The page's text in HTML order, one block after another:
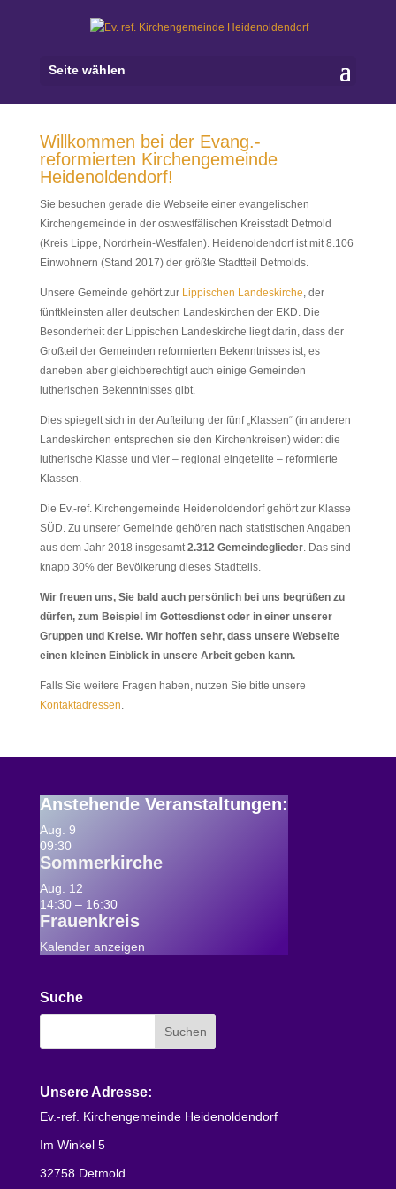
Seite wählen
Willkommen bei der Evang.-
reformierten Kirchengemeinde
Heidenoldendorf!
Sie besuchen gerade die Webseite einer evangelischen
Kirchengemeinde in der ostwestfälischen Kreisstadt Detmold
(Kreis Lippe, Nordrhein-Westfalen). Heidenoldendorf ist mit 8.106
Einwohnern (Stand 2017) der größte Stadtteil Detmolds.
Unsere Gemeinde gehört zur Lippischen Landeskirche, der
fünftkleinsten aller deutschen Landeskirchen der EKD. Die
Besonderheit der Lippischen Landeskirche liegt darin, dass der
Großteil der Gemeinden reformierten Bekenntnisses ist, es
daneben aber gleichberechtigt auch einige Gemeinden
lutherischen Bekenntnisses gibt.
Dies spiegelt sich in der Aufteilung der fünf „Klassen“ (in anderen
Landeskirchen entsprechen sie den Kirchenkreisen) wider: die
lutherische Klasse und vier – regional eingeteilte – reformierte
Klassen.
Die Ev.-ref. Kirchengemeinde Heidenoldendorf gehört zur Klasse
SÜD. Zu unserer Gemeinde gehören nach statistischen Angaben
aus dem Jahr 2018 insgesamt2.312 Gemeindeglieder. Das sind
knapp 30% der Bevölkerung dieses Stadtteils.
Wir freuen uns, Sie bald auch persönlich bei uns begrüßen zu
dürfen, zum Beispiel im Gottesdienst oder in einer unserer
Gruppen und Kreise. Wir hoffen sehr, dass unsere Webseite
einen kleinen Einblick in unsere Arbeit geben kann.
Falls Sie weitere Fragen haben, nutzen Sie bitte unsere
Kontaktadressen.
Anstehende Veranstaltungen:
Aug. 9
09:30
Sommerkirche
Aug. 12
14:30– 16:30
Frauenkreis
Kalender anzeigen
Suche
Unsere Adresse:
Ev.-ref. Kirchengemeinde Heidenoldendorf
Im Winkel 5
32758 Detmold